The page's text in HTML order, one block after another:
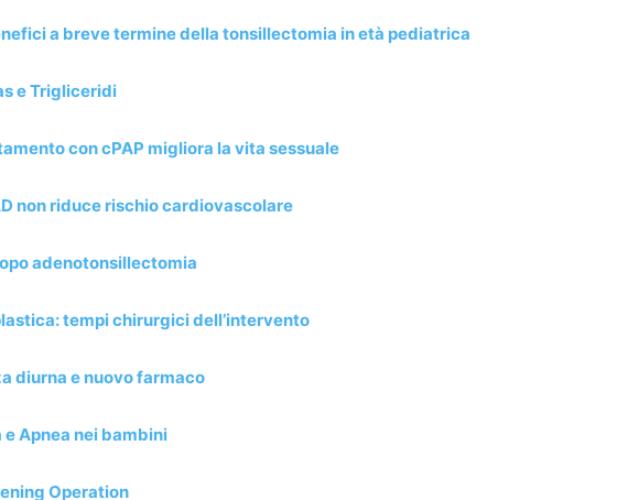
a breve termine della tonsillectomia in età pediatrica
e Trigliceridi
con cPAP migliora la vita sessuale
non riduce rischio cardiovascolare
adenotonsillectomia
tempi chirurgici dell’intervento
diurna e nuovo farmaco
Apnea nei bambini
Operation